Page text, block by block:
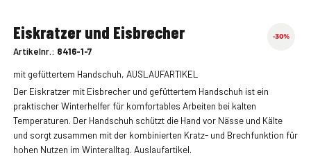
Eiskratzer und Eisbrecher
Artikelnr.: 8416-1-7
mit gefüttertem Handschuh, AUSLAUFARTIKEL
Der Eiskratzer mit Eisbrecher und gefüttertem Handschuh ist ein
praktischer Winterhelfer für komfortables Arbeiten bei kalten
Temperaturen. Der Handschuh schützt die Hand vor Nässe und Kälte
und sorgt zusammen mit der kombinierten Kratz- und Brechfunktion für
hohen Nutzen im Winteralltag. Auslaufartikel.